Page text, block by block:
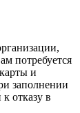
потребуется
и
заполнении
отказу в